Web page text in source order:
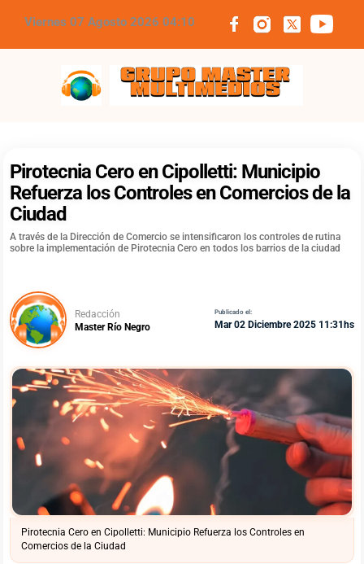
Viernes 07 Agosto 2026 04:10
Grupo Master Multimedios
Pirotecnia Cero en Cipolletti: Municipio
Refuerza los Controles en Comercios de la
Ciudad
A través de la Dirección de Comercio se intensificaron los controles de rutina
sobre la implementación de Pirotecnia Cero en todos los barrios de la ciudad
Redacción
Master Río Negro
Publicado el:
Mar 02 Diciembre 2025 11:31hs
Pirotecnia Cero en Cipolletti: Municipio Refuerza los Controles en
Comercios de la Ciudad